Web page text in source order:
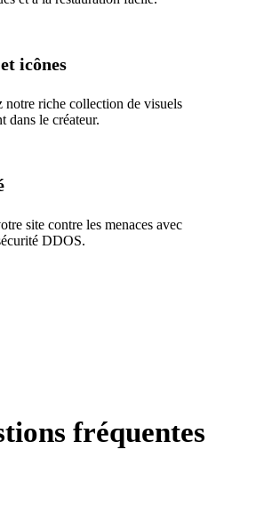
icônes
notre riche collection de visuels
dans le créateur.
site contre les menaces avec
DDOS.
fréquentes